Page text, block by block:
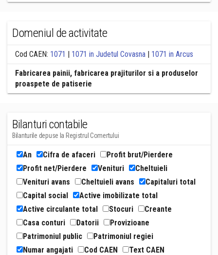
Domeniul de activitate
Cod CAEN: 1071 | 1071 in Judetul Covasna | 1071 in Arcus
Fabricarea painii, fabricarea prajiturilor si a produselor
proaspete de patiserie
Bilanturi contabile
Bilanturile depuse la Registrul Comertului
An Cifra de afaceri
Profit brut/Pierdere
Profit net/Pierdere
Venituri
Cheltuieli
Venituri avans
Cheltuieli avans
Capitaluri total
Capital social
Active imobilizate total
Active circulante total
Stocuri
Creante
Casa conturi
Datorii
Provizioane
Patrimoniul public
Patrimoniul regiei
Numar angajati
Cod CAEN Text CAEN